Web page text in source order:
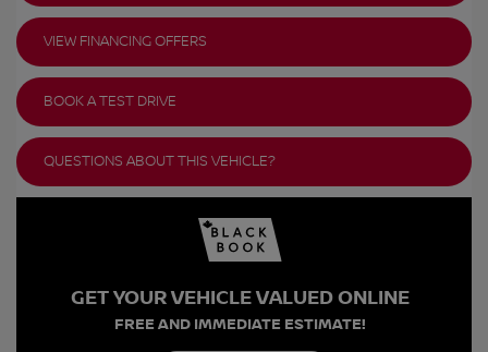
VIEW FINANCING OFFERS
BOOK A TEST DRIVE
QUESTIONS ABOUT THIS VEHICLE?
GET YOUR VEHICLE VALUED ONLINE
FREE AND IMMEDIATE ESTIMATE!